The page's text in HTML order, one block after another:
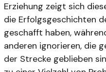
Erziehung zeigt sich
die Erfolgsgeschichten
geschafft haben,
anderen ignorieren, die
der Strecke geblieben